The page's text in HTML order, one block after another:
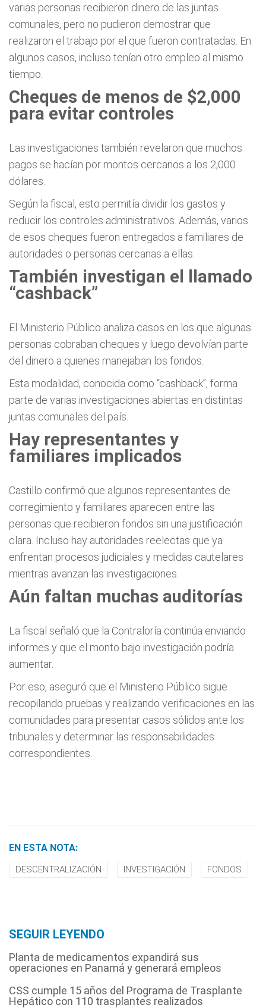
varias personas recibieron dinero de las juntas
comunales, pero no pudieron demostrar que
realizaron el trabajo por el que fueron contratadas. En
algunos casos, incluso tenían otro empleo al mismo
tiempo.
Cheques de menos de $2,000
para evitar controles
Las investigaciones también revelaron que muchos
pagos se hacían por montos cercanos a los 2,000
dólares.
Según la fiscal, esto permitía dividir los gastos y
reducir los controles administrativos. Además, varios
de esos cheques fueron entregados a familiares de
autoridades o personas cercanas a ellas.
También investigan el llamado
“cashback”
El Ministerio Público analiza casos en los que algunas
personas cobraban cheques y luego devolvían parte
del dinero a quienes manejaban los fondos.
Esta modalidad, conocida como “cashback”, forma
parte de varias investigaciones abiertas en distintas
juntas comunales del país.
Hay representantes y
familiares implicados
Castillo confirmó que algunos representantes de
corregimiento y familiares aparecen entre las
personas que recibieron fondos sin una justificación
clara. Incluso hay autoridades reelectas que ya
enfrentan procesos judiciales y medidas cautelares
mientras avanzan las investigaciones.
Aún faltan muchas auditorías
La fiscal señaló que la Contraloría continúa enviando
informes y que el monto bajo investigación podría
aumentar.
Por eso, aseguró que el Ministerio Público sigue
recopilando pruebas y realizando verificaciones en las
comunidades para presentar casos sólidos ante los
tribunales y determinar las responsabilidades
correspondientes.
EN ESTA NOTA:
DESCENTRALIZACIÓN INVESTIGACIÓN FONDOS
SEGUIR LEYENDO
Planta de medicamentos expandirá sus
operaciones en Panamá y generará empleos
CSS cumple 15 años del Programa de Trasplante
Hepático con 110 trasplantes realizados